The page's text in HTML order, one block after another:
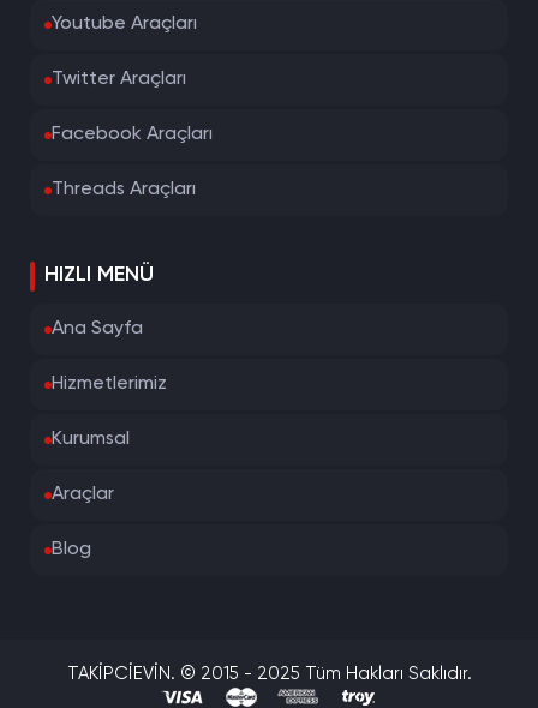
Youtube Araçları
Twitter Araçları
Facebook Araçları
Threads Araçları
HIZLI MENÜ
Ana Sayfa
Hizmetlerimiz
Kurumsal
Araçlar
Blog
TAKİPCİEVİN. © 2015 - 2025 Tüm Hakları Saklıdır.